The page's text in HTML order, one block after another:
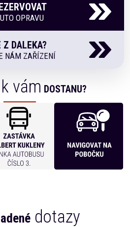
OPRAVU
Z DALEKA?
NÁM ZAŘÍZENÍ
vám DOSTANU?
dotazy